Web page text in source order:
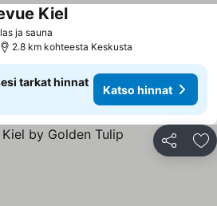
ja sauna
Kiel
2.8 km kohteesta Keskusta
tarkat hinnat
Katso hinnat
Jaa